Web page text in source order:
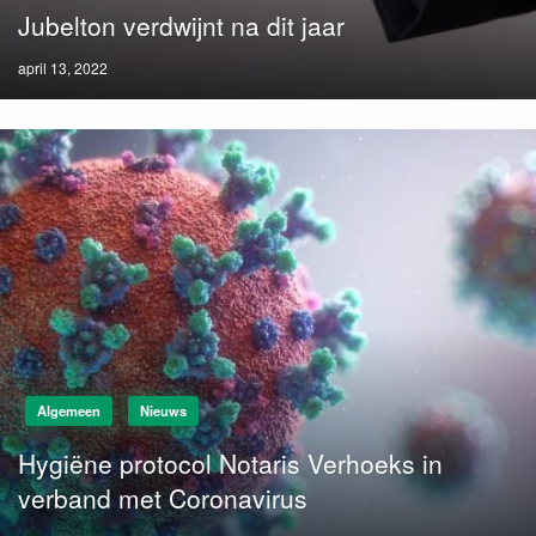
Jubelton verdwijnt na dit jaar
Posted
on
april 13, 2022
Algemeen Nieuws
Hygiëne protocol Notaris Verhoeks in
verband met Coronavirus